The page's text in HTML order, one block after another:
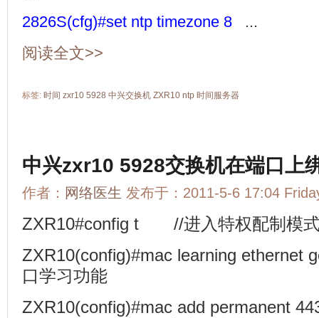
2826S(cfg)#set ntp timezone 8 ...
阅读全文>>
标签: 时间 zxr10 5928 中兴交换机 ZXR10 ntp 时间服务器
中兴zxr10 5928交换机在端口上
作者： 网络医生 发布于：2011-5-6 17:04
ZXR10#config t //进入特权配制模
ZXR10(config)#mac learning ethernet
口学习功能
ZXR10(config)#mac add permanent